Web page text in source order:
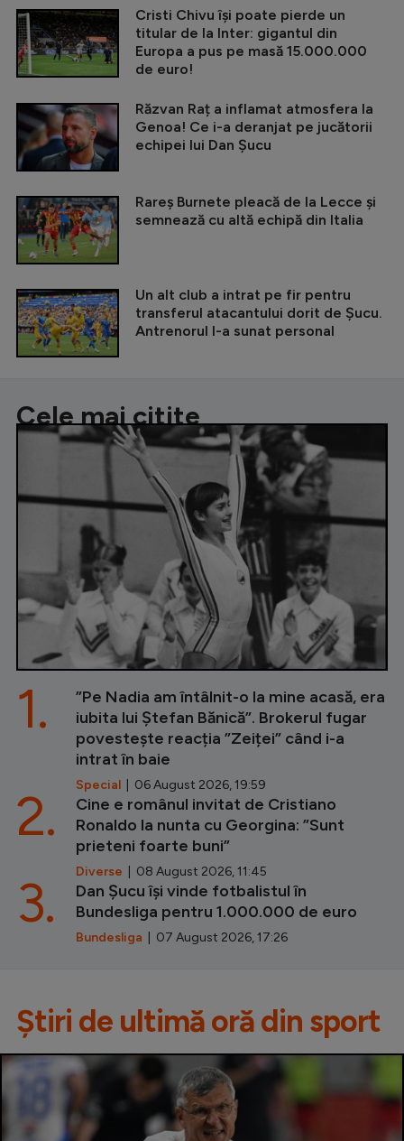
Cristi Chivu își poate pierde un
titular de la Inter: gigantul din
Europa a pus pe masă 15.000.000
de euro!
Răzvan Raț a inflamat atmosfera la
Genoa! Ce i-a deranjat pe jucătorii
echipei lui Dan Șucu
Rareș Burnete pleacă de la Lecce și
semnează cu altă echipă din Italia
Un alt club a intrat pe fir pentru
transferul atacantului dorit de Șucu.
Antrenorul l-a sunat personal
Cele mai citite
”Pe Nadia am întâlnit-o la mine acasă, era
iubita lui Ștefan Bănică”. Brokerul fugar
povestește reacția ”Zeiței” când i-a
intrat în baie
Special | 06 August 2026, 19:59
1.
Cine e românul invitat de Cristiano
Ronaldo la nunta cu Georgina: ”Sunt
prieteni foarte buni”
Diverse | 08 August 2026, 11:45
2.
Dan Șucu își vinde fotbalistul în
Bundesliga pentru 1.000.000 de euro
Bundesliga | 07 August 2026, 17:26
3.
Știri de ultimă oră din sport